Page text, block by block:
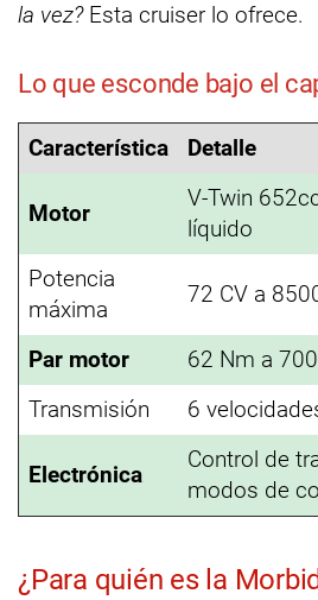
la vez?Esta cruiser lo ofrece.
Lo que esconde bajo el
Característica Detalle
Motor
V-Twin
líquido
Potencia
máxima
72 CV a
Par motor
62 Nm a
Transmisión
6
Electrónica
Control de
modos de
¿Para quién es la